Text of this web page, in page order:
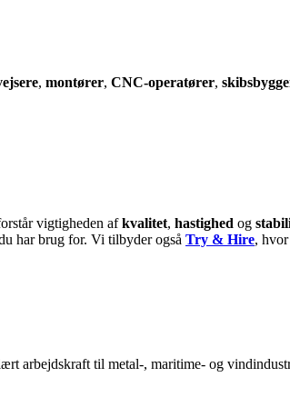
, montører, CNC-operatører,
vigtigheden afkvalitet, hastighed og
har brug for. Vi tilbyder også Try & Hire,